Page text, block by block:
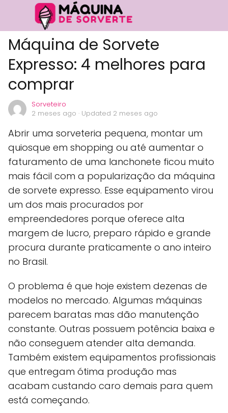
Máquina de Sorvete
Expresso: 4 melhores para
comprar
Sorveteiro
2 meses ago · Updated 2 meses ago
Abrir uma sorveteria pequena, montar um
quiosque em shopping ou até aumentar o
faturamento de uma lanchonete ficou muito
mais fácil com a popularização da máquina
de sorvete expresso. Esse equipamento virou
um dos mais procurados por
empreendedores porque oferece alta
margem de lucro, preparo rápido e grande
procura durante praticamente o ano inteiro
no Brasil.
O problema é que hoje existem dezenas de
modelos no mercado. Algumas máquinas
parecem baratas mas dão manutenção
constante. Outras possuem potência baixa e
não conseguem atender alta demanda.
Também existem equipamentos profissionais
que entregam ótima produção mas
acabam custando caro demais para quem
está começando.